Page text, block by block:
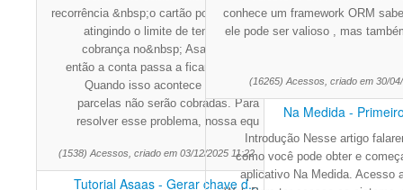
recorrência &nbsp;o cartão pode acabar
atingindo o limite de tentativas de
cobrança no&nbsp; Asaas,&nbsp;
então a conta passa a ficar expirada.
Quando isso acontece as demais
parcelas não serão cobradas. Para
resolver esse problema, nossa equ
(1538) Acessos, criado em 03/12/2025 11:22
Tutorial Asaas - Gerar chave d...
conhece um framework ORM
ele pode ser valioso , mas
(16265) Acessos, criado em 30/
Na Medida -
Introdução Nesse artigo
como você pode obter e
aplicativo Na Medida. Acesso